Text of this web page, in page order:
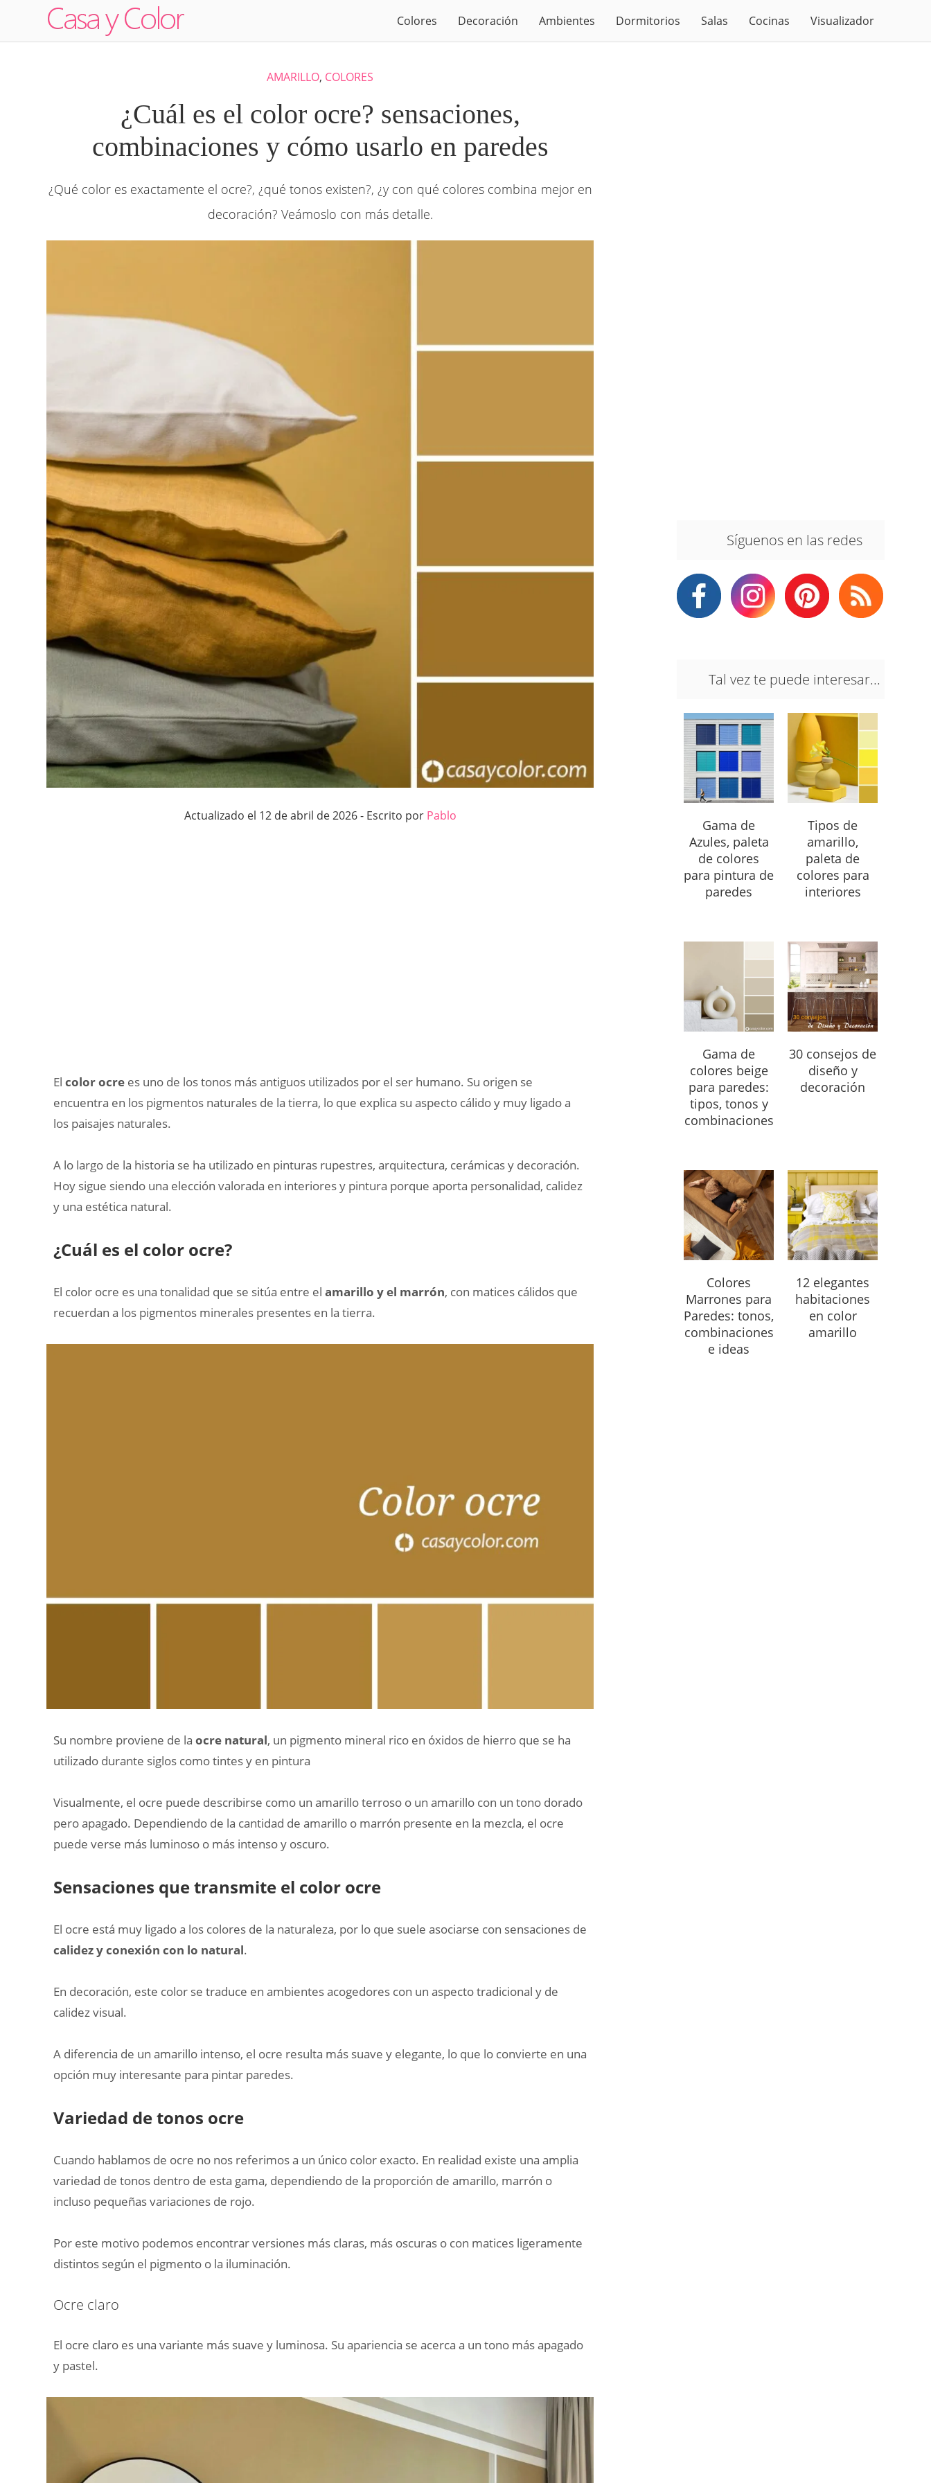
Colores Decoración Ambientes Dormitorios Salas Cocinas Visualizador
AMARILLO, COLORES
¿Cuál es el color ocre? sensaciones,
combinaciones y cómo usarlo en paredes
¿Qué color es exactamente el ocre?, ¿qué tonos existen?, ¿y con qué colores combina mejor en
decoración? Veámoslo con más detalle.
Actualizado el 12 de abril de 2026 - Escrito por Pablo
El color ocre es uno de los tonos más antiguos utilizados por el ser humano. Su origen se
encuentra en los pigmentos naturales de la tierra, lo que explica su aspecto cálido y muy ligado a
los paisajes naturales.
A lo largo de la historia se ha utilizado en pinturas rupestres, arquitectura, cerámicas y decoración.
Hoy sigue siendo una elección valorada en interiores y pintura porque aporta personalidad, calidez
y una estética natural.
¿Cuál es el color ocre?
El color ocre es una tonalidad que se sitúa entre el amarillo y el marrón, con matices cálidos que
recuerdan a los pigmentos minerales presentes en la tierra.
Su nombre proviene de la ocre natural, un pigmento mineral rico en óxidos de hierro que se ha
utilizado durante siglos como tintes y en pintura
Visualmente, el ocre puede describirse como un amarillo terroso o un amarillo con un tono dorado
pero apagado. Dependiendo de la cantidad de amarillo o marrón presente en la mezcla, el ocre
puede verse más luminoso o más intenso y oscuro.
Sensaciones que transmite el color ocre
El ocre está muy ligado a los colores de la naturaleza, por lo que suele asociarse con sensaciones de
calidez y conexión con lo natural.
En decoración, este color se traduce en ambientes acogedores con un aspecto tradicional y de
calidez visual.
A diferencia de un amarillo intenso, el ocre resulta más suave y elegante, lo que lo convierte en una
opción muy interesante para pintar paredes.
Variedad de tonos ocre
Cuando hablamos de ocre no nos referimos a un único color exacto. En realidad existe una amplia
variedad de tonos dentro de esta gama, dependiendo de la proporción de amarillo, marrón o
incluso pequeñas variaciones de rojo.
Por este motivo podemos encontrar versiones más claras, más oscuras o con matices ligeramente
distintos según el pigmento o la iluminación.
Ocre claro
El ocre claro es una variante más suave y luminosa. Su apariencia se acerca a un tono más apagado
y pastel.
Síguenos en las redes
Tal vez te puede interesar...
Gama de
Azules, paleta
de colores
para pintura de
paredes
Tipos de
amarillo,
paleta de
colores para
interiores
Gama de
colores beige
para paredes:
tipos, tonos y
combinaciones
30 consejos de
diseño y
decoración
Colores
Marrones para
Paredes: tonos,
combinaciones
e ideas
12 elegantes
habitaciones
en color
amarillo